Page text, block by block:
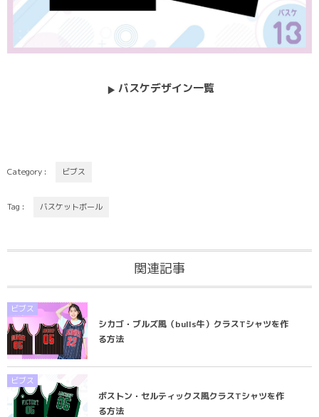
バスケデザイン一覧
Category : ビブス
Tag : バスケットボール
関連記事
ビブス
シカゴ・ブルズ風（bulls牛）クラスTシャツを作
る方法
ビブス
ボストン・セルティックス風クラスTシャツを作
る方法